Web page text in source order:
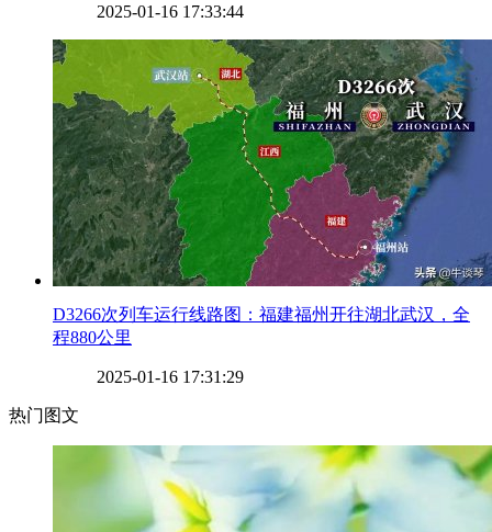
2025-01-16 17:33:44
​D3266次列车运行线路图：福建福州开往湖北武汉，全
程880公里
2025-01-16 17:31:29
热门图文